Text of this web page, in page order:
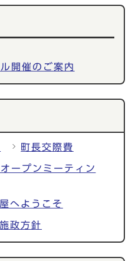
開催のご案内
町長交際費
ープンミーティン
へようこそ
施政方針